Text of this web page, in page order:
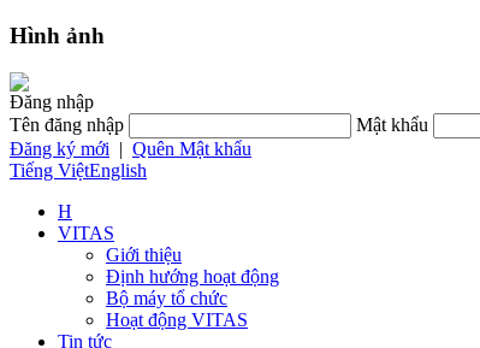
Hình ảnh
Đăng nhập
Tên đăng nhập
Mật khẩu
Đăng ký mới | Quên Mật khẩu
Tiếng ViệtEnglish
H
VITAS
Giới thiệu
Định hướng hoạt động
Bộ máy tổ chức
Hoạt động VITAS
Tin tức